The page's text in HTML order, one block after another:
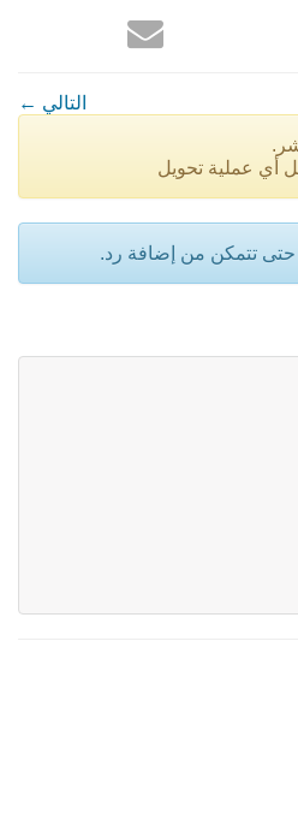
← التالي
أي عملية تحويل
حتى تتمكن من إضافة رد.